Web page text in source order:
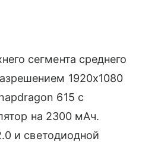
сегмента среднего
1920х1080
615 с
на 2300 мАч.
и светодиодной